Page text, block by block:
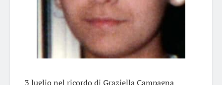
3 luglio nel ricordo di Graziella Campagna